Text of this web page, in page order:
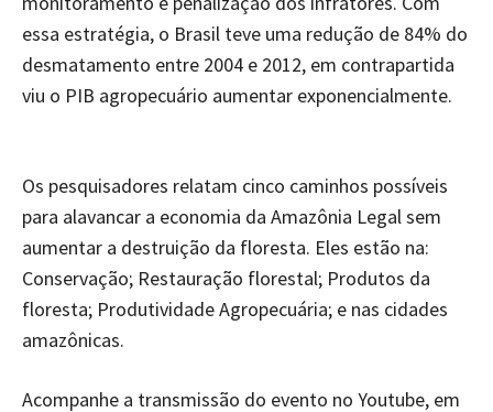
essa estratégia, o Brasil teve uma redução de 84% do
desmatamento entre 2004 e 2012, em contrapartida
viu o PIB agropecuário aumentar exponencialmente.
Os pesquisadores relatam cinco caminhos possíveis
para alavancar a economia da Amazônia Legal sem
aumentar a destruição da floresta. Eles estão na:
Conservação; Restauração florestal; Produtos da
floresta; Produtividade Agropecuária; e nas cidades
amazônicas.
Acompanhe a transmissão do evento no Youtube, em